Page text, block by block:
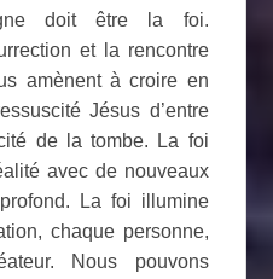
doit être la foi.
et la rencontre
amènent à croire en
Jésus d’entre
de la tombe. La foi
avec de nouveaux
La foi illumine
chaque personne,
Nous pouvons